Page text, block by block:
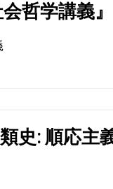
会哲学講義
類史: 順応